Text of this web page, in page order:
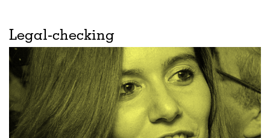
Legal-checking